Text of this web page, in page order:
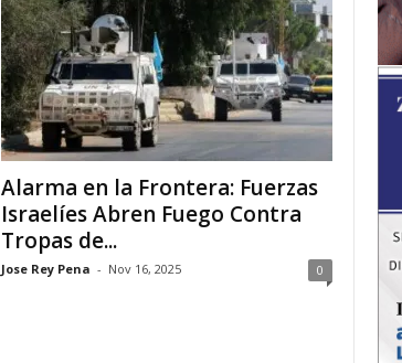
Alarma en la Frontera: Fuerzas
Israelíes Abren Fuego Contra
Tropas de...
Jose Rey Pena - Nov 16, 2025 0